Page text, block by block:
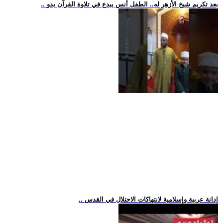
.. بعد تكريم شيخ الأزهر له.. الطفل أنس يبدع في تلاوة القرآن بدو
.. إدانة عربية وإسلامية لانتهاكات الاحتلال في القدس